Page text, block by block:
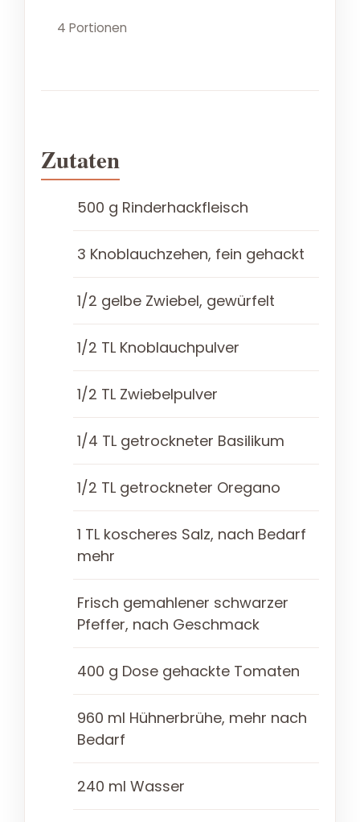
4 Portionen
Zutaten
500 g Rinderhackfleisch
3 Knoblauchzehen, fein gehackt
1/2 gelbe Zwiebel, gewürfelt
1/2 TL Knoblauchpulver
1/2 TL Zwiebelpulver
1/4 TL getrockneter Basilikum
1/2 TL getrockneter Oregano
1 TL koscheres Salz, nach Bedarf
mehr
Frisch gemahlener schwarzer
Pfeffer, nach Geschmack
400 g Dose gehackte Tomaten
960 ml Hühnerbrühe, mehr nach
Bedarf
240 ml Wasser